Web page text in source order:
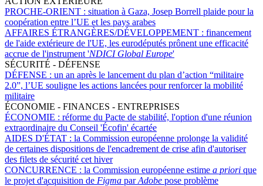
PROCHE-ORIENT : situation à Gaza, Josep Borrell plaide pour la
coopération entre l’UE et les pays arabes
AFFAIRES ÉTRANGÈRES/DÉVELOPPEMENT : financement
de l'aide extérieure de l'UE, les eurodéputés prônent une efficacité
accrue de l'instrument 'NDICI Global Europe'
SÉCURITÉ - DÉFENSE
DÉFENSE : un an après le lancement du plan d’action “militaire
2.0”, l’UE souligne les actions lancées pour renforcer la mobilité
militaire
ÉCONOMIE - FINANCES - ENTREPRISES
ÉCONOMIE : réforme du Pacte de stabilité, l'option d'une réunion
extraordinaire du Conseil 'Écofin' écartée
AIDES D'ÉTAT : la Commission européenne prolonge la validité
de certaines dispositions de l'encadrement de crise afin d'autoriser
des filets de sécurité cet hiver
CONCURRENCE : la Commission européenne estime a priori que
le projet d'acquisition de Figma parAdobe pose problème